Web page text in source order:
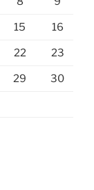
15 16
22 23
29 30